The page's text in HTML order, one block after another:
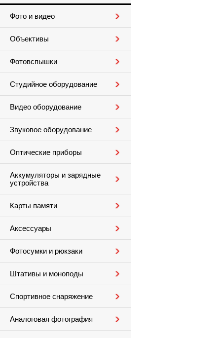
Фото и видео
Объективы
Фотовспышки
Студийное оборудование
Видео оборудование
Звуковое оборудование
Оптические приборы
Аккумуляторы и зарядные
устройства
Карты памяти
Аксессуары
Фотосумки и рюкзаки
Штативы и моноподы
Спортивное снаряжение
Аналоговая фотография